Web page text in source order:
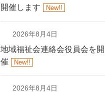
開催します
New!!
2026年8月4日
地域福祉会連絡会役員会を開
催
New!!
2026年8月4日